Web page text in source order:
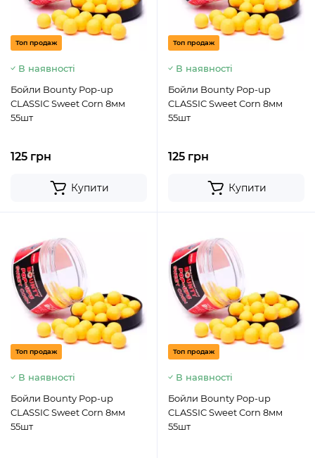
Топ продаж
В наявності
Бойли Bounty Pop-up
CLASSIC Sweet Corn 8мм
55шт
125 грн
Купити
Топ продаж
В наявності
Бойли Bounty Pop-up
CLASSIC Sweet Corn 8мм
55шт
125 грн
Купити
Топ продаж
В наявності
Бойли Bounty Pop-up
CLASSIC Sweet Corn 8мм
55шт
Топ продаж
В наявності
Бойли Bounty Pop-up
CLASSIC Sweet Corn 8мм
55шт